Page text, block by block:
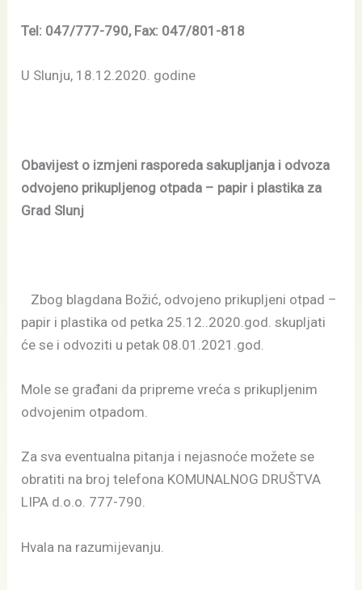
Tel: 047/777-790, Fax: 047/801-818
U Slunju, 18.12.2020. godine
Obavijest o izmjeni rasporeda sakupljanja i odvoza
odvojeno prikupljenog otpada – papir i plastika za
Grad Slunj
Zbog blagdana Božić, odvojeno prikupljeni otpad –
papir i plastika od petka 25.12..2020.god. skupljati
će se i odvoziti u petak 08.01.2021.god.
Mole se građani da pripreme vreća s prikupljenim
odvojenim otpadom.
Za sva eventualna pitanja i nejasnoće možete se
obratiti na broj telefona KOMUNALNOG DRUŠTVA
LIPA d.o.o. 777-790.
Hvala na razumijevanju.